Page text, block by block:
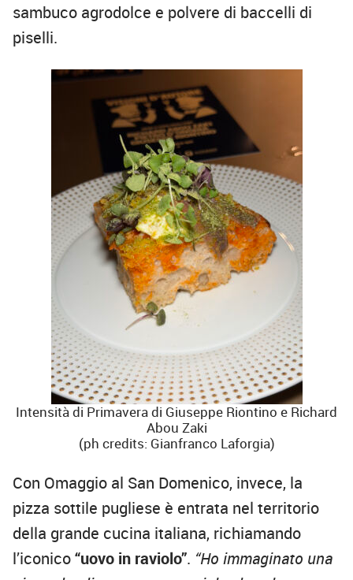
sambuco agrodolce e polvere di baccelli di
piselli.
Intensità di Primavera di Giuseppe Riontino e Richard
Abou Zaki
(ph credits: Gianfranco Laforgia)
Con Omaggio al San Domenico, invece, la
pizza sottile pugliese è entrata nel territorio
della grande cucina italiana, richiamando
l’iconico“uovo in raviolo”. “Ho immaginato una